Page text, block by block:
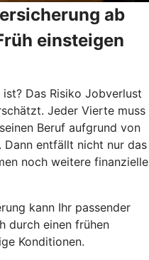
ab
einsteigen
Das Risiko Jobverlust
Jeder Vierte muss
Beruf aufgrund von
Dann entfällt nicht nur das
noch weitere finanzielle
kann Ihr passender
durch einen frühen
Konditionen.